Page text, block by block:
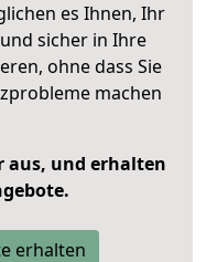
es Ihnen, Ihr
sicher in Ihre
ohne dass Sie
machen
aus, und erhalten
erhalten